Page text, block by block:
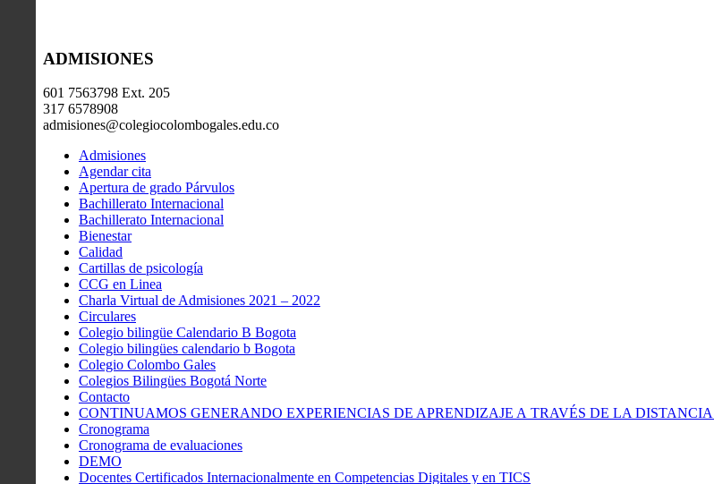
ADMISIONES
601 7563798 Ext. 205
317 6578908
admisiones@colegiocolombogales.edu.co
Admisiones
Agendar cita
Apertura de grado Párvulos
Bachillerato Internacional
Bachillerato Internacional
Bienestar
Calidad
Cartillas de psicología
CCG en Linea
Charla Virtual de Admisiones 2021 – 2022
Circulares
Colegio bilingüe Calendario B Bogota
Colegio bilingües calendario b Bogota
Colegio Colombo Gales
Colegios Bilingües Bogotá Norte
Contacto
CONTINUAMOS GENERANDO EXPERIENCIAS DE APRENDIZAJE A TRAVÉS DE LA DISTANCIA
Cronograma
Cronograma de evaluaciones
DEMO
Docentes Certificados Internacionalmente en Competencias Digitales y en TICS